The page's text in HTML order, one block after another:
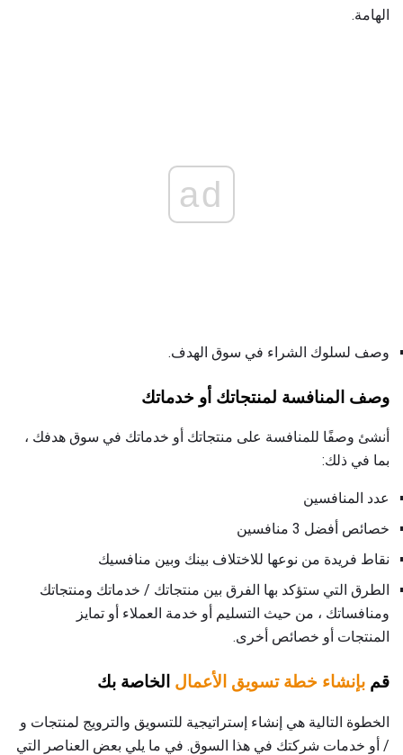
الهامة.
ad
وصف لسلوك الشراء في سوق الهدف.
وصف المنافسة لمنتجاتك أو خدماتك
أنشئ وصفًا للمنافسة على منتجاتك أو خدماتك في سوق هدفك ،
بما في ذلك:
عدد المنافسين
خصائص أفضل 3 منافسين
نقاط فريدة من نوعها للاختلاف بينك وبين منافسيك
الطرق التي ستؤكد بها الفرق بين منتجاتك / خدماتك ومنتجاتك
ومنافساتك ، من حيث التسليم أو خدمة العملاء أو تمايز
المنتجات أو خصائص أخرى.
قم بإنشاء خطة تسويق الأعمال الخاصة بك
الخطوة التالية هي إنشاء إستراتيجية للتسويق والترويج لمنتجات و
/ أو خدمات شركتك في هذا السوق. في ما يلي بعض العناصر التي